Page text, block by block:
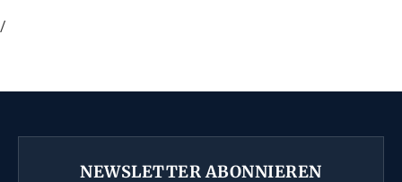
/
NEWSLETTER ABONNIEREN